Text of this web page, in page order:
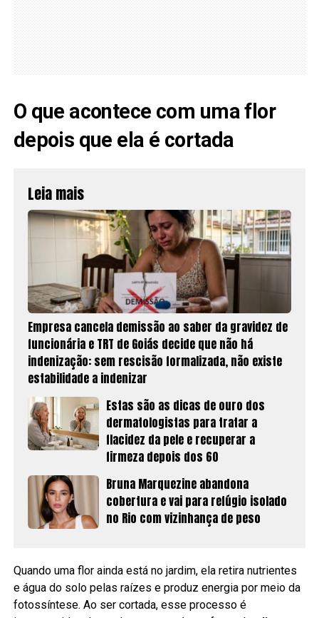
O que acontece com uma flor
depois que ela é cortada
Leia mais
Empresa cancela demissão ao saber da gravidez de
funcionária e TRT de Goiás decide que não há
indenização: sem rescisão formalizada, não existe
estabilidade a indenizar
Estas são as dicas de ouro dos
dermatologistas para tratar a
flacidez da pele e recuperar a
firmeza depois dos 60
Bruna Marquezine abandona
cobertura e vai para refúgio isolado
no Rio com vizinhança de peso
Quando uma flor ainda está no jardim, ela retira nutrientes
e água do solo pelas raízes e produz energia por meio da
fotossíntese. Ao ser cortada, esse processo é